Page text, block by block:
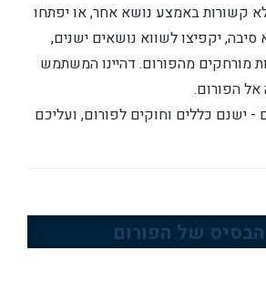
קשורות באמצע נושא אחר, או יפתחו
יקפיצו לשווא נושאים ישנים,
מורחקים מהפורום. דהיינו המשתמש
הפורום.
ישנם כללים וחוקים לפורום, ועליכם
של הפורום